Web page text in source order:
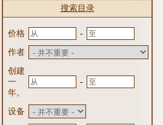
搜索目录
价格
-
作者
创建
一
年。
-
设备